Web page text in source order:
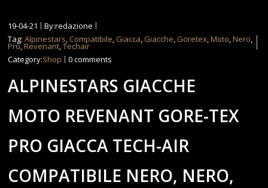
19-04-21
By:redazione
Tag:Alpinestars, Compatibile, Giacca, Giacche, Goretex,Moto,Nero,
Pro,Revenant,Techair
Category:Shop 0 comments
ALPINESTARS GIACCHE
MOTO REVENANT GORE-TEX
PRO GIACCA TECH-AIR
COMPATIBILE NERO, NERO,